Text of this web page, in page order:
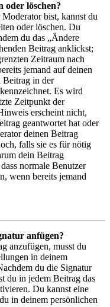
oder löschen?
bist, kannst du
oder löschen. Du
du das „Ändere
Beitrag anklickst;
Zeitraum nach
jemand auf deinen
Beitrag in der
Es wird
Zeitpunkt der
erscheint nicht,
geantwortet hat oder
deinen Beitrag
falls sie es für nötig
dein Beitrag
normale Benutzer
wenn bereits jemand
anfügen?
anzufügen, musst du
in deinem
du die Signatur
du in jedem Beitrag das
Du kannst eine
in deinem persönlichen